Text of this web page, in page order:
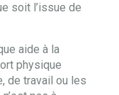
soit l’issue de
aide à la
physique
de travail ou les